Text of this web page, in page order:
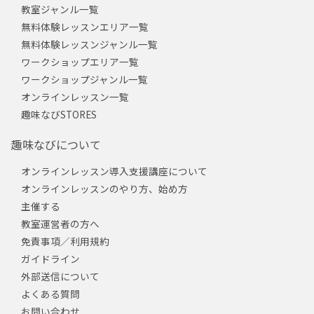
教室ジャンル一覧
無料体験レッスンエリア一覧
無料体験レッスンジャンル一覧
ワークショップエリア一覧
ワークショップジャンル一覧
オンラインレッスン一覧
趣味なびSTORES
趣味なびについて
オンラインレッスン導入支援講座について
オンラインレッスンのやり方、始め方
主催する
教室運営者の方へ
免責事項／利用規約
ガイドライン
外部送信について
よくある質問